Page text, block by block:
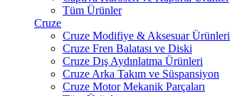
Tüm Ürünler
Cruze
Cruze Modifiye & Aksesuar Ürünleri
Cruze Fren Balatası ve Diski
Cruze Dış Aydınlatma Ürünleri
Cruze Arka Takım ve Süspansiyon
Cruze Motor Mekanik Parçaları